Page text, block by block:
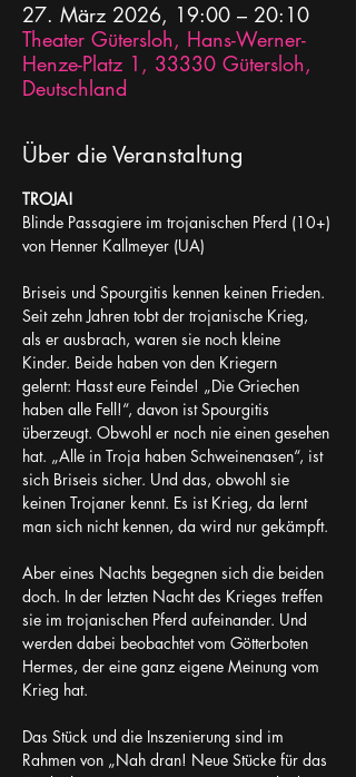
27. März 2026, 19:00 – 20:10
Theater Gütersloh, Hans-Werner-
Henze-Platz 1, 33330 Gütersloh,
Deutschland
Über die Veranstaltung
TROJA!
Blinde Passagiere im trojanischen Pferd (10+)
von Henner Kallmeyer (UA)
Briseis und Spourgitis kennen keinen Frieden.
Seit zehn Jahren tobt der trojanische Krieg,
als er ausbrach, waren sie noch kleine
Kinder. Beide haben von den Kriegern
gelernt: Hasst eure Feinde! „Die Griechen
haben alle Fell!“, davon ist Spourgitis
überzeugt. Obwohl er noch nie einen gesehen
hat. „Alle in Troja haben Schweinenasen“, ist
sich Briseis sicher. Und das, obwohl sie
keinen Trojaner kennt. Es ist Krieg, da lernt
man sich nicht kennen, da wird nur gekämpft.
Aber eines Nachts begegnen sich die beiden
doch. In der letzten Nacht des Krieges treffen
sie im trojanischen Pferd aufeinander. Und
werden dabei beobachtet vom Götterboten
Hermes, der eine ganz eigene Meinung vom
Krieg hat.
Das Stück und die Inszenierung sind im
Rahmen von „Nah dran! Neue Stücke für das